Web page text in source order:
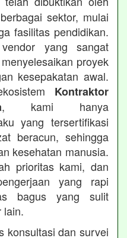
sektor, mulai
fasilitas pendidikan.
yang sangat
proyek
kesepakatan awal.
Kontraktor
, kami hanya
yang tersertifikasi
beracun, sehingga
kesehatan manusia.
prioritas kami, dan
yang rapi
bagus yang sulit
lain.
konsultasi dan survei